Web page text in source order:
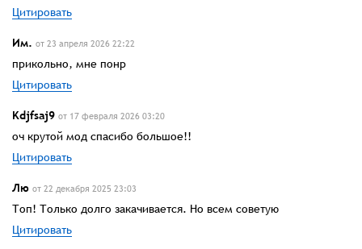
Цитировать
Им. от 23 апреля 2026 22:22
прикольно, мне понр
Цитировать
Kdjfsaj9 от 17 февраля 2026 03:20
оч крутой мод спасибо большое!!
Цитировать
Лю от 22 декабря 2025 23:03
Топ! Только долго закачивается. Но всем советую
Цитировать